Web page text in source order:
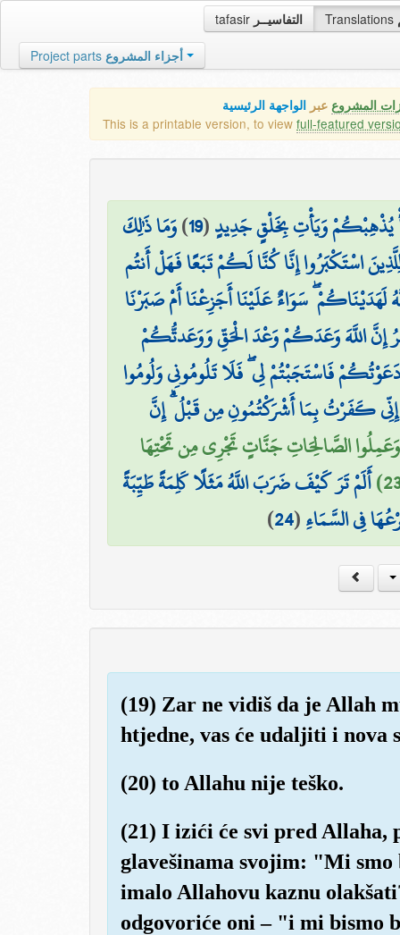
tafasir التفاسيــر Translations
Project parts أجزاء المشروع
المشروع عبر الواجهة الرئيسية
This is a printable version, to view full-featured
يُذْهِبْكُمْ وَيَأْتِ بِخَلْقٍ جَدِيدٍ(
19
)وَمَا ذَٰلِكَ
اسْتَكْبَرُوا إِنَّا كُنَّا لَكُمْ تَبَعًا فَهَلْ أَنتُم
لَهَدَيْنَاكُمْ ۖ سَوَاءٌ عَلَيْنَا أَجَزِعْنَا أَمْ صَبَرْنَا
إِنَّ اللَّهَ وَعَدَكُمْ وَعْدَ الْحَقِّ وَوَعَدتُّكُمْ
فَاسْتَجَبْتُمْ لِي ۖ فَلَا تَلُومُونِي وَلُومُوا
كَفَرْتُ بِمَا أَشْرَكْتُمُونِ مِن قَبْلُ ۗ إِنَّ
الصَّالِحَاتِ جَنَّاتٍ تَجْرِي مِن تَحْتِهَا
أَلَمْ تَرَ كَيْفَ ضَرَبَ اللَّهُ مَثَلًا كَلِمَةً طَيِّبَةً
فِي السَّمَاءِ(
24
)
(19) Zar ne vidiš da je Allah
htjedne, vas će udaljiti i nova
(20) to Allahu nije teško.
(21) I izići će svi pred Allaha,
glavešinama svojim: "Mi
imalo Allahovu kaznu
odgovoriće oni – "i mi